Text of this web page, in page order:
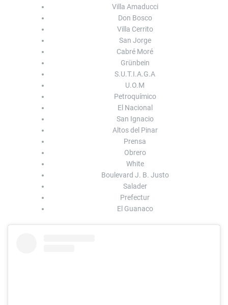
Villa Amaducci
Don Bosco
Villa Cerrito
San Jorge
Cabré Moré
Grünbein
S.U.T.I.A.G.A
U.O.M
Petroquímico
El Nacional
San Ignacio
Altos del Pinar
Prensa
Obrero
White
Boulevard J. B. Justo
Salader
Prefectur
El Guanaco